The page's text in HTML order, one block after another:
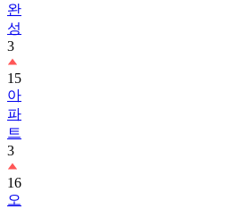
완
성
3
15
아
파
트
3
16
오